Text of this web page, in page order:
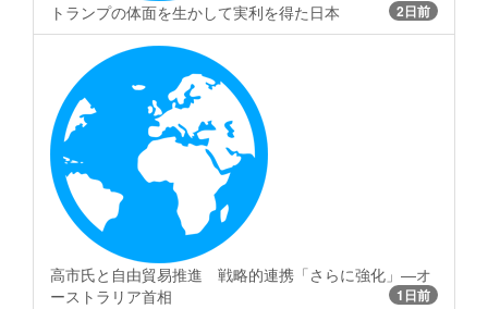
トランプの体面を生かして実利を得た日本 2日前
高市氏と自由貿易推進 戦略的連携「さらに強化」―オ
ーストラリア首相
1日前